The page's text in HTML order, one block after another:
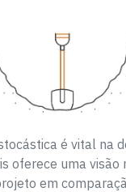
é vital na
oferece uma visão
em